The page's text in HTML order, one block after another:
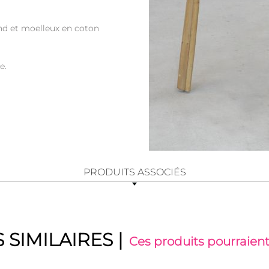
et moelleux en coton
PRODUITS ASSOCIÉS
SIMILAIRES | Ces produits